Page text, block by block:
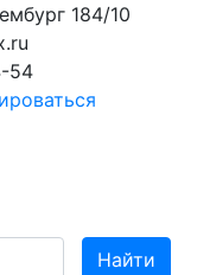
184/10
54